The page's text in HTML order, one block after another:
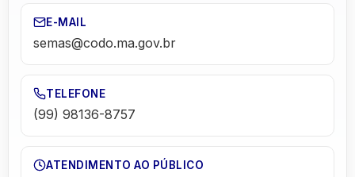
E-MAIL
semas@codo.ma.gov.br
TELEFONE
(99) 98136-8757
ATENDIMENTO AO PÚBLICO